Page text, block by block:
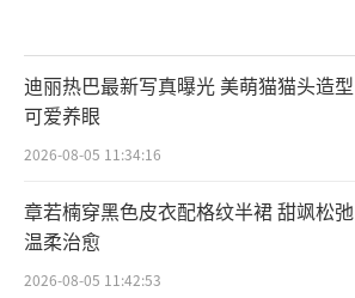
迪丽热巴最新写真曝光 美萌猫猫头造型
可爱养眼
2026-08-05 11:34:16
章若楠穿黑色皮衣配格纹半裙 甜飒松弛
温柔治愈
2026-08-05 11:42:53